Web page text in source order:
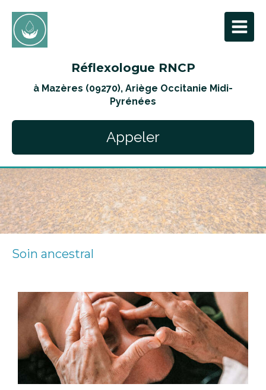
Réflexologue RNCP
à Mazères (09270), Ariège Occitanie Midi-
Pyrénées
Appeler
Soin ancestral